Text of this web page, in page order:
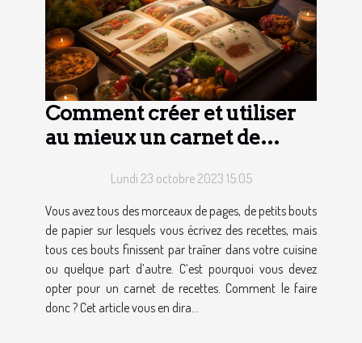
Comment créer et utiliser
au mieux un carnet de
Lundi 23 octobre 2023 15:05
Vous avez tous des morceaux de pages, de petits bouts
de papier sur lesquels vous écrivez des recettes, mais
tous ces bouts finissent par traîner dans votre cuisine
ou quelque part d’autre. C’est pourquoi vous devez
opter pour un carnet de recettes. Comment le faire
donc ? Cet article vous en dira...